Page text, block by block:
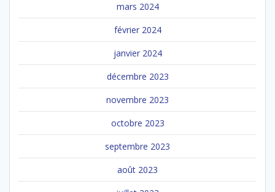
mars 2024
février 2024
janvier 2024
décembre 2023
novembre 2023
octobre 2023
septembre 2023
août 2023